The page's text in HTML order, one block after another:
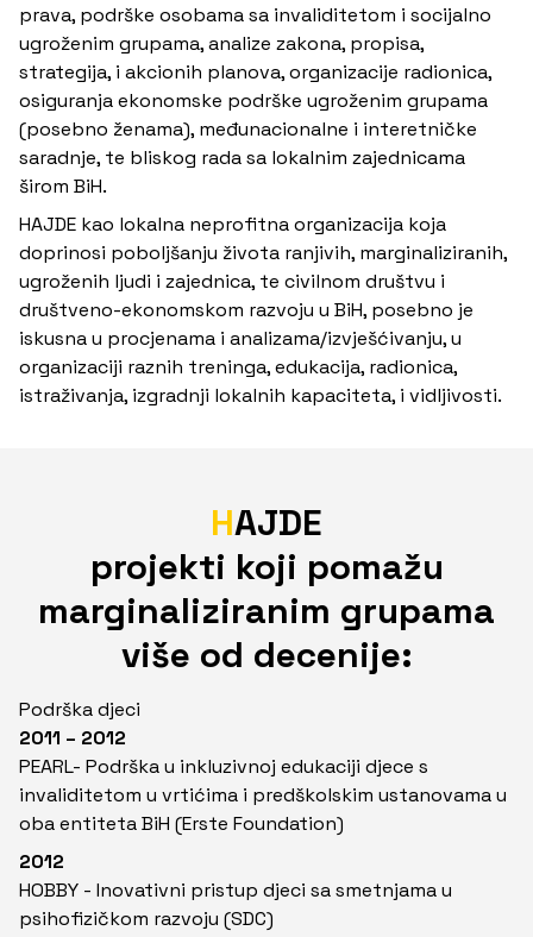
prava, podrške osobama sa invaliditetom i socijalno
ugroženim grupama, analize zakona, propisa,
strategija, i akcionih planova, organizacije radionica,
osiguranja ekonomske podrške ugroženim grupama
(posebno ženama), međunacionalne i interetničke
saradnje, te bliskog rada sa lokalnim zajednicama
širom BiH.
HAJDE kao lokalna neprofitna organizacija koja
doprinosi poboljšanju života ranjivih, marginaliziranih,
ugroženih ljudi i zajednica, te civilnom društvu i
društveno-ekonomskom razvoju u BiH, posebno je
iskusna u procjenama i analizama/izvješćivanju, u
organizaciji raznih treninga, edukacija, radionica,
istraživanja, izgradnji lokalnih kapaciteta, i vidljivosti.
HAJDE
projekti koji pomažu
marginaliziranim grupama
više od decenije:
Podrška djeci
2011 – 2012
PEARL- Podrška u inkluzivnoj edukaciji djece s
invaliditetom u vrtićima i predškolskim ustanovama u
oba entiteta BiH (Erste Foundation)
2012
HOBBY - Inovativni pristup djeci sa smetnjama u
psihofizičkom razvoju (SDC)